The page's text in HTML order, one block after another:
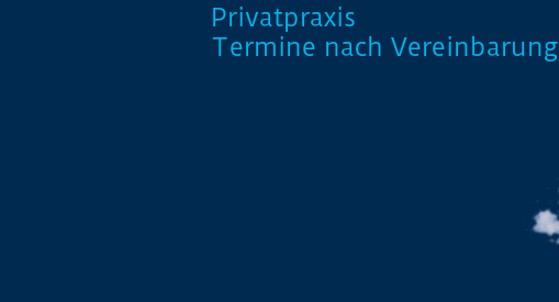
Privatpraxis
Termine nach Vereinbarung